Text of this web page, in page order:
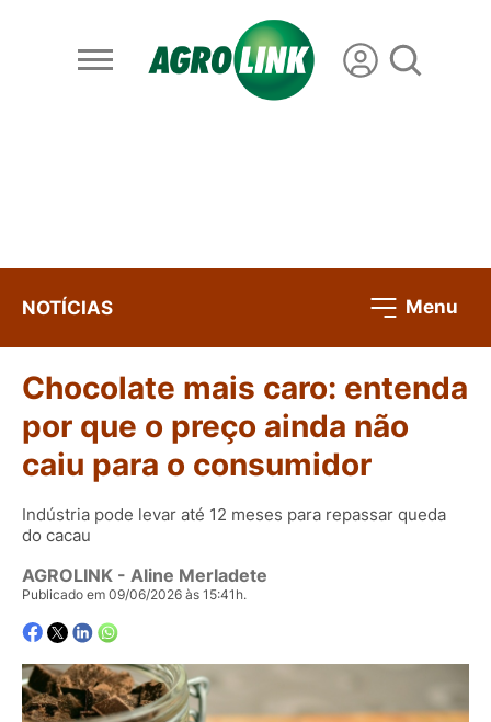
NOTÍCIAS Menu
Chocolate mais caro: entenda
por que o preço ainda não
caiu para o consumidor
Indústria pode levar até 12 meses para repassar queda
do cacau
AGROLINK - Aline Merladete
Publicado em 09/06/2026 às 15:41h.